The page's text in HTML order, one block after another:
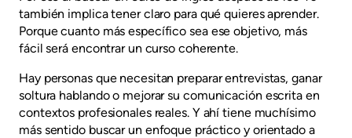
también implica tener claro para qué quieres aprender.
Porque cuanto más específico sea ese objetivo, más
fácil será encontrar un curso coherente.
Hay personas que necesitan preparar entrevistas, ganar
soltura hablando o mejorar su comunicación escrita en
contextos profesionales reales. Y ahí tiene muchísimo
más sentido buscar un enfoque práctico y orientado a